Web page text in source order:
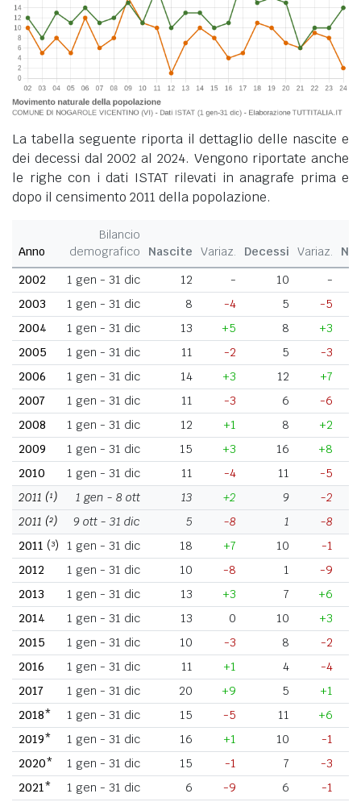
La tabella seguente riporta il dettaglio delle nascite e
dei decessi dal 2002 al 2024. Vengono riportate anche
le righe con i dati ISTAT rilevati in anagrafe prima e
dopo il censimento 2011 della popolazione.
Anno
Bilancio
demografico
Nascite Variaz. Decessi Variaz.
2002
1 gen - 31 dic 12 - 10
-
2003
1 gen - 31 dic 8 -4 5
-5
2004
1 gen - 31 dic 13 +5 8
+3
2005
1 gen - 31 dic 11 -2 5
-3
2006
1 gen - 31 dic 14 +3 12
+7
2007
1 gen - 31 dic 11 -3 6
-6
2008
1 gen - 31 dic 12 +1 8
+2
2009
1 gen - 31 dic 15 +3 16
+8
2010
1 gen - 31 dic 11 -4 11
-5
2011 (¹) 1 gen - 8 ott 13 +2 9
-2
2011 (²) 9 ott - 31 dic 5 -8 1
-8
2011 (³) 1 gen - 31 dic 18 +7 10
-1
2012
1 gen - 31 dic 10 -8 1
-9
2013
1 gen - 31 dic 13 +3 7
+6
2014
1 gen - 31 dic 13 0 10
+3
2015
1 gen - 31 dic 10 -3 8
-2
2016
1 gen - 31 dic 11 +1 4
-4
2017
1 gen - 31 dic 20 +9 5
+1
2018*
1 gen - 31 dic 15 -5 11
+6
2019*
1 gen - 31 dic 16 +1 10
-1
2020*
1 gen - 31 dic 15 -1 7
-3
2021*
1 gen - 31 dic 6 -9 6
-1